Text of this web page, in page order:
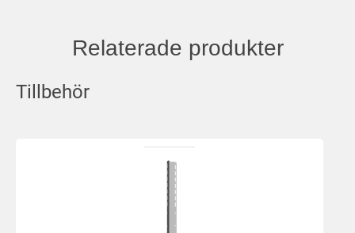
Relaterade produkter
Tillbehör